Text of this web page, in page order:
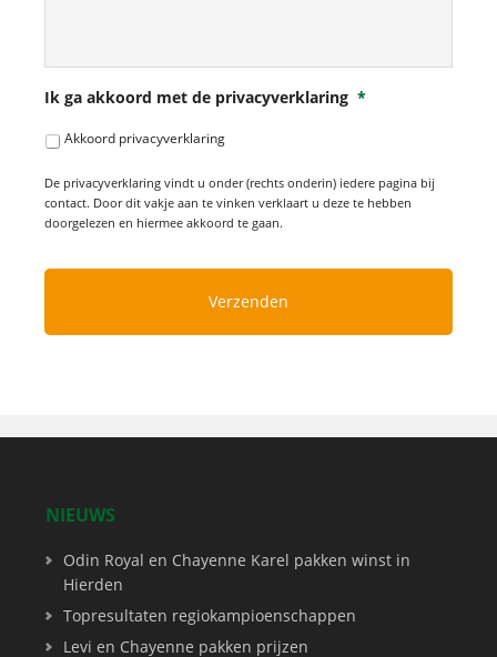
Ik ga akkoord met de privacyverklaring *
Akkoord privacyverklaring
De privacyverklaring vindt u onder (rechts onderin) iedere pagina bij
contact. Door dit vakje aan te vinken verklaart u deze te hebben
doorgelezen en hiermee akkoord te gaan.
NIEUWS
Odin Royal en Chayenne Karel pakken winst in
Hierden
Topresultaten regiokampioenschappen
Levi en Chayenne pakken prijzen